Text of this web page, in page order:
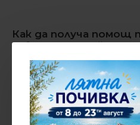
Как да получа помощ
инвентар онлайн?
Можете да се свържете с
фирмата в секция
можете да зададете
чрез формите за запитване